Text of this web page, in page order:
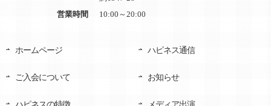
営業時間
10:00～20:00
ホームページ
ご入会について
ハピネス通信
お知らせ